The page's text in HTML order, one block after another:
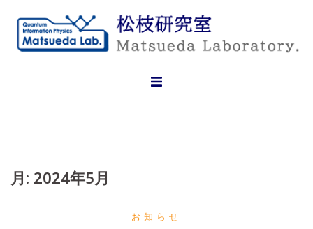
content
月: 2024年5月
お知らせ